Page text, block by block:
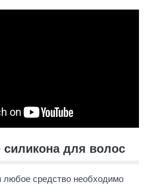
для волос
любое средство необходимо